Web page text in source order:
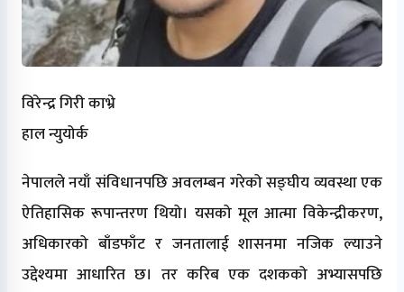
विरेन्द्र गिरी काभ्रे
हाल न्युयोर्क
नेपालले नयाँ संविधानपछि अवलम्बन गरेको सङ्घीय व्यवस्था एक
ऐतिहासिक रूपान्तरण थियो। यसको मूल आत्मा विकेन्द्रीकरण,
अधिकारको बाँडफाँट र जनतालाई शासनमा नजिक ल्याउने
उद्देश्यमा आधारित छ। तर करिब एक दशकको अभ्यासपछि